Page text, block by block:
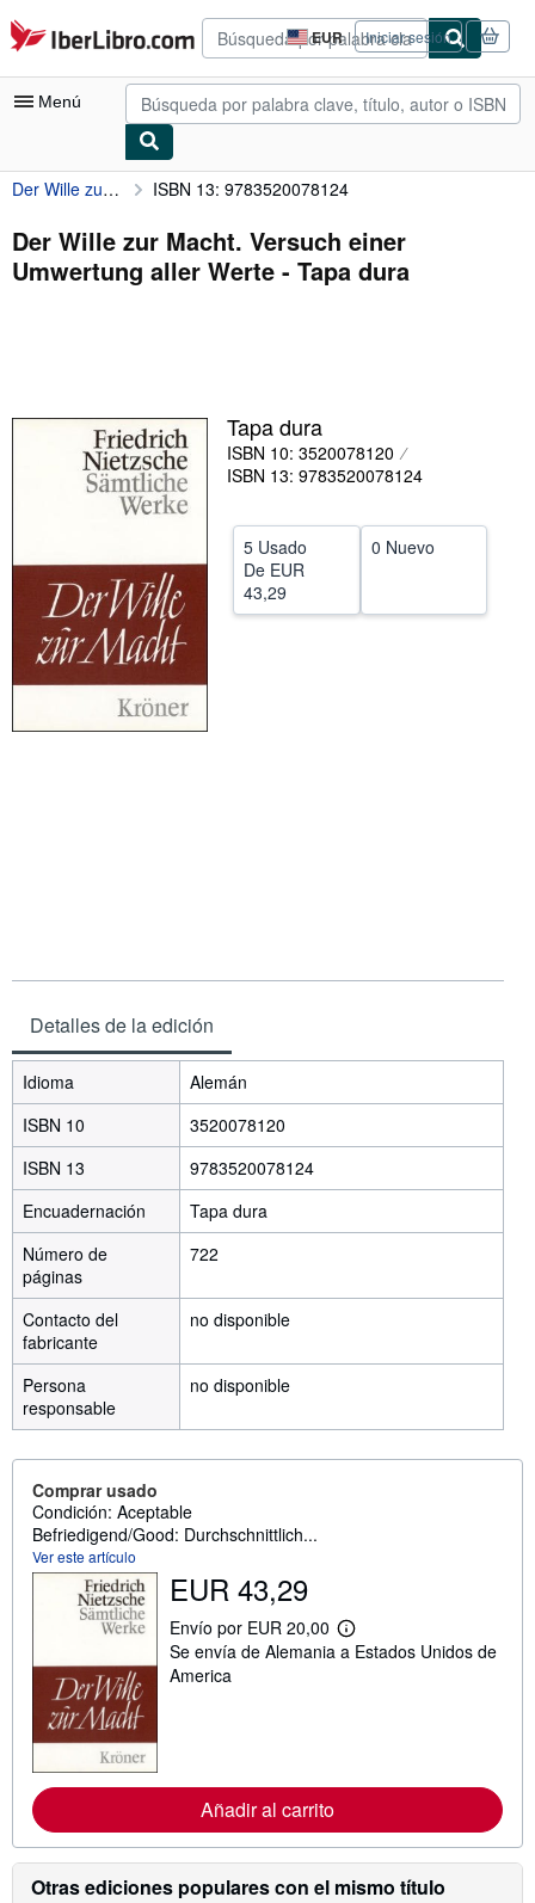
Pasar al contenido principal
IberLibro.com EUR
Preferencias
de
compra
del
Iniciar sesión
Menú
Mi cuenta
Consultar mis pedidos
Búsqueda avanzada
Vendedores
Comenzar a vender
CERRAR
Der Wille zur Macht. Versuch einer Umwertung aller Werte ISBN 13: 9783520078124
Der Wille zur Macht. Versuch einer
Umwertung aller Werte - Tapa dura
Tapa dura
ISBN 10: 3520078120
ISBN 13: 9783520078124
5 Usado
De EUR
43,29
0 Nuevo
Detalles de la edición
Idioma
Alemán
ISBN 10
3520078120
ISBN 13
9783520078124
Encuadernación
Tapa dura
Número de
páginas
722
Contacto del
fabricante
no disponible
Persona
responsable
no disponible
Comprar usado
Condición: Aceptable
Befriedigend/Good: Durchschnittlich...
Ver este artículo
EUR 43,29
Envío por EUR 20,00
M
á
i
ó
n
s
Se envía de Alemania a Estados Unidos de
America
Añadir al carrito
Otras ediciones populares con el mismo título